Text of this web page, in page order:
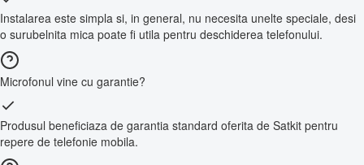
Instalarea este simpla si, in general, nu necesita unelte speciale, desi
o surubelnita mica poate fi utila pentru deschiderea telefonului.
Microfonul vine cu garantie?
Produsul beneficiaza de garantia standard oferita de Satkit pentru
repere de telefonie mobila.